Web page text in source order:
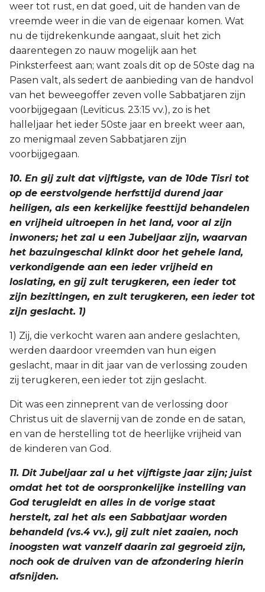
weer tot rust, en dat goed, uit de handen van de
vreemde weer in die van de eigenaar komen. Wat
nu de tijdrekenkunde aangaat, sluit het zich
daarentegen zo nauw mogelijk aan het
Pinksterfeest aan; want zoals dit op de 50ste dag na
Pasen valt, als sedert de aanbieding van de handvol
van het beweegoffer zeven volle Sabbatjaren zijn
voorbijgegaan (Leviticus. 23:15 vv.), zo is het
halleljaar het ieder 50ste jaar en breekt weer aan,
zo menigmaal zeven Sabbatjaren zijn
voorbijgegaan.
10. En gij zult dat vijftigste, van de 10de Tisri tot
op de eerstvolgende herfsttijd durend jaar
heiligen, als een kerkelijke feesttijd behandelen
en vrijheid uitroepen in het land, voor al zijn
inwoners; het zal u een Jubeljaar zijn, waarvan
het bazuingeschal klinkt door het gehele land,
verkondigende aan een ieder vrijheid en
loslating, en gij zult terugkeren, een ieder tot
zijn bezittingen, en zult terugkeren, een ieder tot
zijn geslacht. 1)
1) Zij, die verkocht waren aan andere geslachten,
werden daardoor vreemden van hun eigen
geslacht, maar in dit jaar van de verlossing zouden
zij terugkeren, een ieder tot zijn geslacht.
Dit was een zinneprent van de verlossing door
Christus uit de slavernij van de zonde en de satan,
en van de herstelling tot de heerlijke vrijheid van
de kinderen van God.
11. Dit Jubeljaar zal u het vijftigste jaar zijn; juist
omdat het tot de oorspronkelijke instelling van
God terugleidt en alles in de vorige staat
herstelt, zal het als een Sabbatjaar worden
behandeld (vs.4 vv.), gij zult niet zaaien, noch
inoogsten wat vanzelf daarin zal gegroeid zijn,
noch ook de druiven van de afzondering hierin
afsnijden.